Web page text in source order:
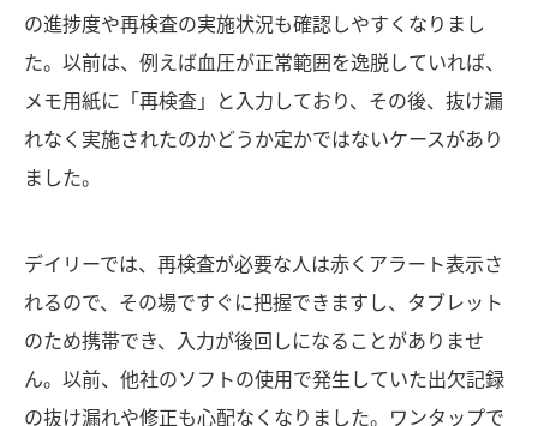
の進捗度や再検査の実施状況も確認しやすくなりまし
た。以前は、例えば血圧が正常範囲を逸脱していれば、
メモ用紙に「再検査」と入力しており、その後、抜け漏
れなく実施されたのかどうか定かではないケースがあり
ました。
デイリーでは、再検査が必要な人は赤くアラート表示さ
れるので、その場ですぐに把握できますし、タブレット
のため携帯でき、入力が後回しになることがありませ
ん。以前、他社のソフトの使用で発生していた出欠記録
の抜け漏れや修正も心配なくなりました。ワンタップで